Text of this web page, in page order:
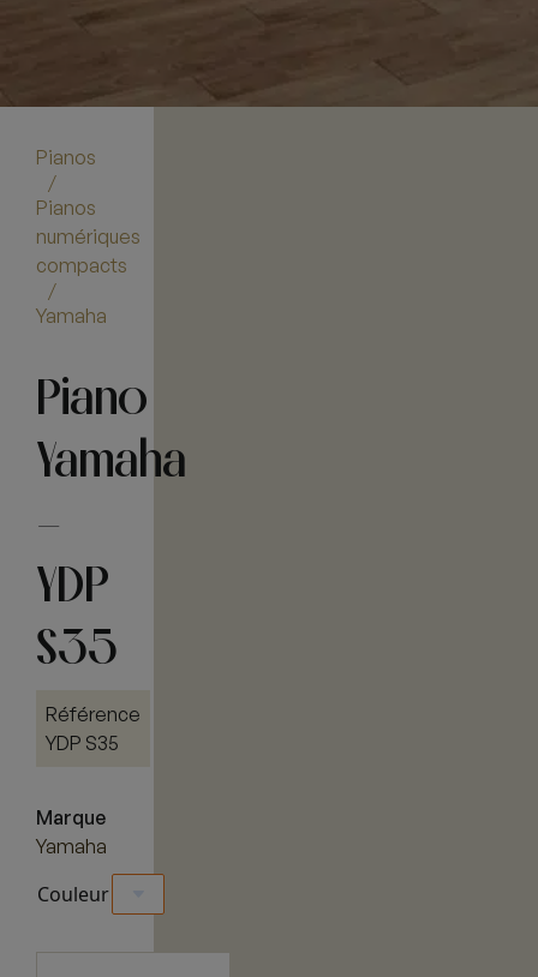
Pianos
/
Pianos
numériques
compacts
/
Yamaha
Piano
Yamaha
–
YDP
S35
Référence
YDP S35
Marque
Yamaha
Couleur